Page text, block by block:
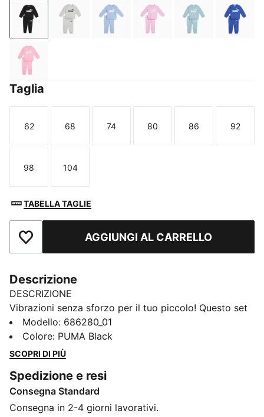
PUMA BlackLight Gray Heather
Chambray BlueMauve GlowSeafoam Royal
Pink Shimmer
Taglia
Taglia
62
Taglia
68
Taglia
74
Taglia
80
Taglia
86
Taglia
92
Taglia
98
Taglia
104
TABELLA TAGLIE
Aggiungi ai PreferitiAGGIUNGI AL CARRELLO
Descrizione
DESCRIZIONE
Vibrazioni senza sforzo per il tuo piccolo! Questo set
PUMA include una stampa in gomma audace sul petto,
polsini a coste e un morbido tessuto in felpa.
Abbraccia quelle giornate rilassate in tutta comodità,
CARATTERISTICHE + VANTAGGI
Creato con almeno il 50% di materiale riciclato
DETTAGLI
Modello: 686280_01
Colore: PUMA Black
SCOPRI DI PIÙ
Spedizione e resi
Consegna Standard
Consegna in 2-4 giorni lavorativi.